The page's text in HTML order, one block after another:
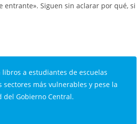
Siguen sin aclarar por qué, si
a estudiantes de escuelas
más vulnerables y pese la
del Gobierno Central.